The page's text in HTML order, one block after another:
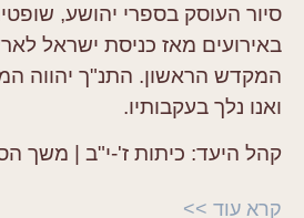
סיור העוסק בספרי יהושע,
באירועים מאז כניסת ישראל
המקדש הראשון. התנ"ך יהווה
ואנו נלך בעקבותיו.
קהל היעד: כיתות ז'-י"ב | משך
קרא עוד >>